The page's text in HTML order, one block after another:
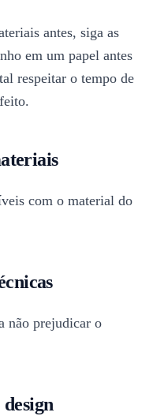
antes, siga as
em um papel antes
respeitar o tempo de
com o material do
não prejudicar o